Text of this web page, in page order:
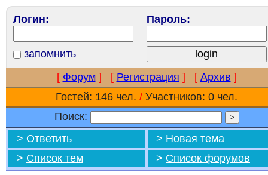
Логин: Пароль:
запомнить
[ Форум ] [ Регистрация ] [ Архив ]
Гостей: 146 чел. / Участников: 0 чел.
Поиск:
> Ответить > Новая тема
> Список тем > Список форумов